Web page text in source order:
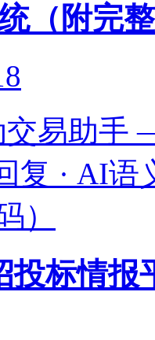
（附完
投标情报